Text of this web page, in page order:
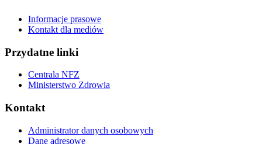
Informacje prasowe
Kontakt dla mediów
Przydatne linki
Centrala NFZ
Ministerstwo Zdrowia
Kontakt
Administrator danych osobowych
Dane adresowe